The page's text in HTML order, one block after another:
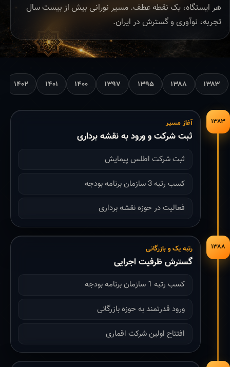
هر ایستگاه، یک نقطه عطف. مسیر نورانی بیش از بیست سال
تجربه، نوآوری و گسترش در ایران.
۱۳۸۳ ۱۳۸۸ ۱۳۹۵ ۱۳۹۷ ۱۴۰۰ ۱۴۰۱ ۱۴۰۲
۱۳۸۳ آغاز مسیر
ثبت شرکت و ورود به نقشه برداری
ثبت شرکت اطلس پیمایش
کسب رتبه 3 سازمان برنامه بودجه
فعالیت در حوزه نقشه برداری
۱۳۸۸ رتبه یک و بازرگانی
گسترش ظرفیت اجرایی
کسب رتبه 1 سازمان برنامه بودجه
ورود قدرتمند به حوزه بازرگانی
افتتاح اولین شرکت اقماری